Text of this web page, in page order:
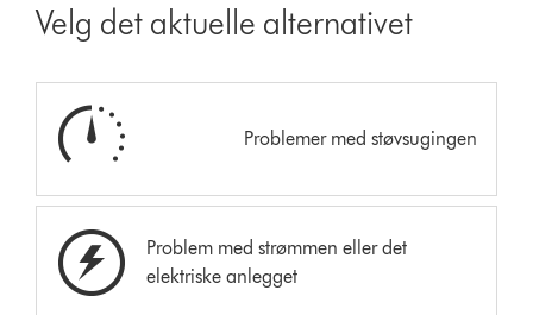
Velg det aktuelle alternativet
Problemer med støvsugingen
Problem med strømmen eller det
elektriske anlegget